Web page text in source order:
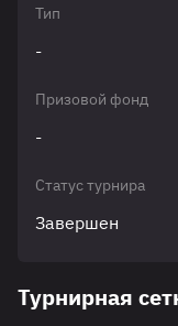
Тип
-
Призовой фонд
-
Статус турнира
Завершен
Турнирная